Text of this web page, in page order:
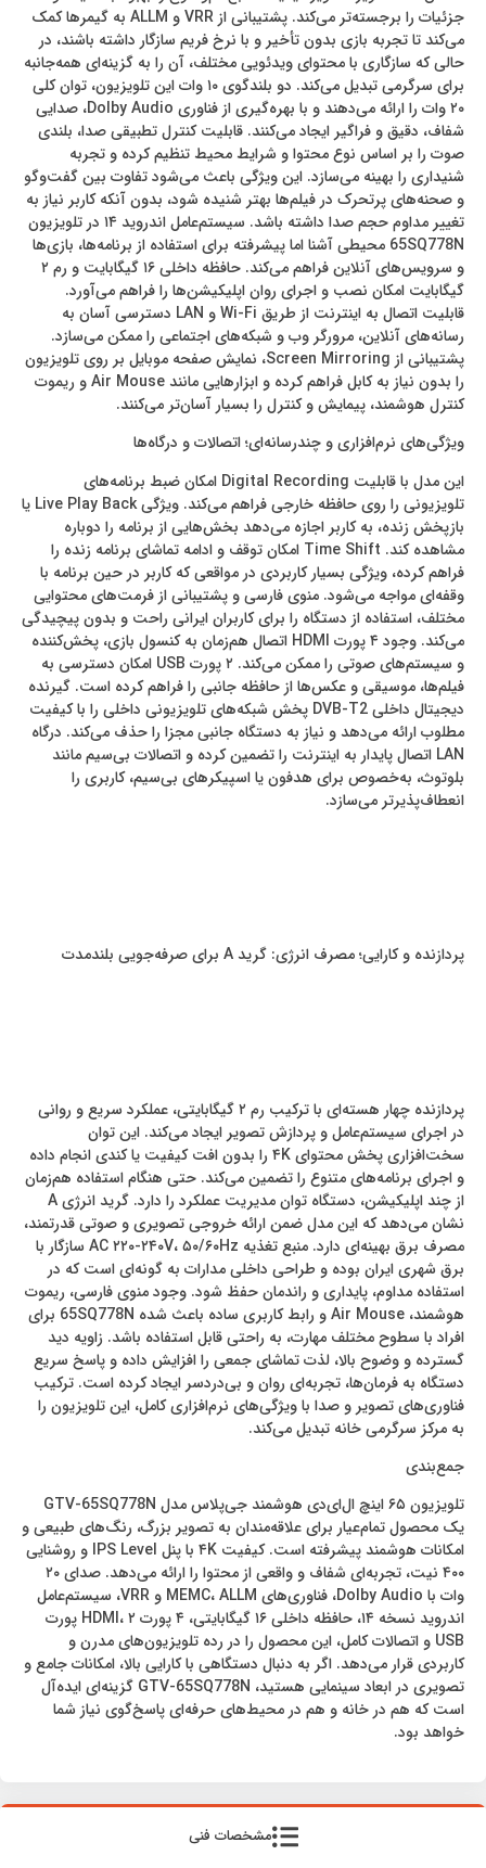
جزئیات را برجسته‌تر می‌کند. پشتیبانی از VRR و ALLM به گیمرها کمک
می‌کند تا تجربه بازی بدون تأخیر و با نرخ فریم سازگار داشته باشند، در
حالی که سازگاری با محتوای ویدئویی مختلف، آن را به گزینه‌ای همه‌جانبه
برای سرگرمی تبدیل می‌کند. دو بلندگوی ۱۰ وات این تلویزیون، توان کلی
۲۰ وات را ارائه می‌دهند و با بهره‌گیری از فناوری Dolby Audio، صدایی
شفاف، دقیق و فراگیر ایجاد می‌کنند. قابلیت کنترل تطبیقی صدا، بلندی
صوت را بر اساس نوع محتوا و شرایط محیط تنظیم کرده و تجربه
شنیداری را بهینه می‌سازد. این ویژگی باعث می‌شود تفاوت بین گفت‌وگو
و صحنه‌های پرتحرک در فیلم‌ها بهتر شنیده شود، بدون آنکه کاربر نیاز به
تغییر مداوم حجم صدا داشته باشد. سیستم‌عامل اندروید ۱۴ در تلویزیون
65SQ778N محیطی آشنا اما پیشرفته برای استفاده از برنامه‌ها، بازی‌ها
و سرویس‌های آنلاین فراهم می‌کند. حافظه داخلی ۱۶ گیگابایت و رم ۲
گیگابایت امکان نصب و اجرای روان اپلیکیشن‌ها را فراهم می‌آورد.
قابلیت اتصال به اینترنت از طریق Wi-Fi و LAN دسترسی آسان به
رسانه‌های آنلاین، مرورگر وب و شبکه‌های اجتماعی را ممکن می‌سازد.
پشتیبانی از Screen Mirroring، نمایش صفحه موبایل بر روی تلویزیون
را بدون نیاز به کابل فراهم کرده و ابزارهایی مانند Air Mouse و ریموت
کنترل هوشمند، پیمایش و کنترل را بسیار آسان‌تر می‌کنند.
ویژگی‌های نرم‌افزاری و چندرسانه‌ای؛ اتصالات و درگاه‌ها
این مدل با قابلیت Digital Recording امکان ضبط برنامه‌های
تلویزیونی را روی حافظه خارجی فراهم می‌کند. ویژگی Live Play Back یا
بازپخش زنده، به کاربر اجازه می‌دهد بخش‌هایی از برنامه را دوباره
مشاهده کند. Time Shift امکان توقف و ادامه تماشای برنامه زنده را
فراهم کرده، ویژگی بسیار کاربردی در مواقعی که کاربر در حین برنامه با
وقفه‌ای مواجه می‌شود. منوی فارسی و پشتیبانی از فرمت‌های محتوایی
مختلف، استفاده از دستگاه را برای کاربران ایرانی راحت و بدون پیچیدگی
می‌کند. وجود ۴ پورت HDMI اتصال هم‌زمان به کنسول بازی، پخش‌کننده
و سیستم‌های صوتی را ممکن می‌کند. ۲ پورت USB امکان دسترسی به
فیلم‌ها، موسیقی و عکس‌ها از حافظه جانبی را فراهم کرده است. گیرنده
دیجیتال داخلی DVB-T2 پخش شبکه‌های تلویزیونی داخلی را با کیفیت
مطلوب ارائه می‌دهد و نیاز به دستگاه جانبی مجزا را حذف می‌کند. درگاه
LAN اتصال پایدار به اینترنت را تضمین کرده و اتصالات بی‌سیم مانند
بلوتوث، به‌خصوص برای هدفون یا اسپیکرهای بی‌سیم، کاربری را
انعطاف‌پذیرتر می‌سازد.
پردازنده و کارایی؛ مصرف انرژی: گرید A برای صرفه‌جویی بلندمدت
پردازنده چهار هسته‌ای با ترکیب رم ۲ گیگابایتی، عملکرد سریع و روانی
در اجرای سیستم‌عامل و پردازش تصویر ایجاد می‌کند. این توان
سخت‌افزاری پخش محتوای ۴K را بدون افت کیفیت یا کندی انجام داده
و اجرای برنامه‌های متنوع را تضمین می‌کند. حتی هنگام استفاده هم‌زمان
از چند اپلیکیشن، دستگاه توان مدیریت عملکرد را دارد. گرید انرژی A
نشان می‌دهد که این مدل ضمن ارائه خروجی تصویری و صوتی قدرتمند،
مصرف برق بهینه‌ای دارد. منبع تغذیه AC ۲۲۰-۲۴۰V، ۵۰/۶۰Hz سازگار با
برق شهری ایران بوده و طراحی داخلی مدارات به گونه‌ای است که در
استفاده مداوم، پایداری و راندمان حفظ شود. وجود منوی فارسی، ریموت
هوشمند، Air Mouse و رابط کاربری ساده باعث شده 65SQ778N برای
افراد با سطوح مختلف مهارت، به راحتی قابل استفاده باشد. زاویه دید
گسترده و وضوح بالا، لذت تماشای جمعی را افزایش داده و پاسخ سریع
دستگاه به فرمان‌ها، تجربه‌ای روان و بی‌دردسر ایجاد کرده است. ترکیب
فناوری‌های تصویر و صدا با ویژگی‌های نرم‌افزاری کامل، این تلویزیون را
به مرکز سرگرمی خانه تبدیل می‌کند.
جمع‌بندی
تلویزیون ۶۵ اینچ ال‌ای‌دی هوشمند جی‌پلاس مدل GTV-65SQ778N
یک محصول تمام‌عیار برای علاقه‌مندان به تصویر بزرگ، رنگ‌های طبیعی و
امکانات هوشمند پیشرفته است. کیفیت ۴K با پنل IPS Level و روشنایی
۴۰۰ نیت، تجربه‌ای شفاف و واقعی از محتوا را ارائه می‌دهد. صدای ۲۰
وات با Dolby Audio، فناوری‌های MEMC، ALLM و VRR، سیستم‌عامل
اندروید نسخه ۱۴، حافظه داخلی ۱۶ گیگابایتی، ۴ پورت HDMI، ۲ پورت
USB و اتصالات کامل، این محصول را در رده تلویزیون‌های مدرن و
کاربردی قرار می‌دهد. اگر به دنبال دستگاهی با کارایی بالا، امکانات جامع و
تصویری در ابعاد سینمایی هستید، GTV-65SQ778N گزینه‌ای ایده‌آل
است که هم در خانه و هم در محیط‌های حرفه‌ای پاسخ‌گوی نیاز شما
خواهد بود.
مشخصات فنی